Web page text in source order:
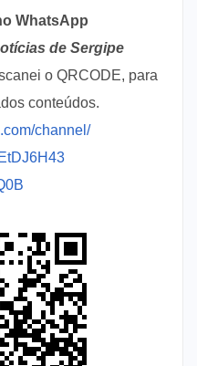
WhatsApp
de Sergipe
o QRCODE, para
conteúdos.
channel/